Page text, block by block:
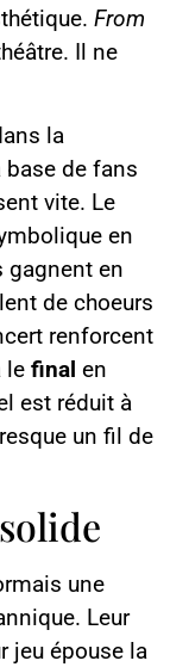
From
Il ne
la
de fans
vite. Le
en
gagnent en
de choeurs
renforcent
le final en
est réduit à
un fil de
une
Leur
jeu épouse la